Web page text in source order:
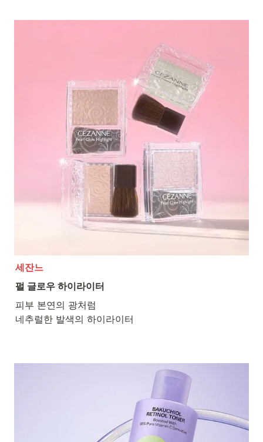
세잔느
펄 글로우 하이라이터
피부 본연의 광처럼
네추럴한 발색의 하이라이터